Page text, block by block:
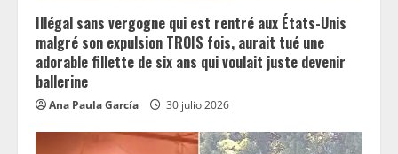
Illégal sans vergogne qui est rentré aux États-Unis
malgré son expulsion TROIS fois, aurait tué une
adorable fillette de six ans qui voulait juste devenir
ballerine
Ana Paula García 30 julio 2026